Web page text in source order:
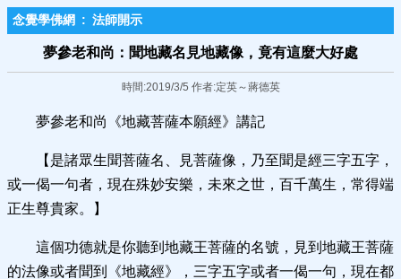
念覺學佛網 : 法師開示
夢參老和尚：聞地藏名見地藏像，竟有這麼大好處
時間:2019/3/5 作者:定英～蔣德英
夢參老和尚《地藏菩薩本願經》講記
【是諸眾生聞菩薩名、見菩薩像，乃至聞是經三字五字，
或一偈一句者，現在殊妙安樂，未來之世，百千萬生，常得端
正生尊貴家。】
這個功德就是你聽到地藏王菩薩的名號，見到地藏王菩薩
的法像或者聞到《地藏經》，三字五字或者一偈一句，現在都